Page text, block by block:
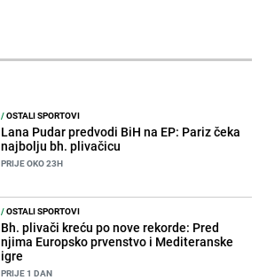
/OSTALI SPORTOVI
Lana Pudar predvodi BiH na EP: Pariz čeka
najbolju bh. plivačicu
PRIJE OKO 23H
/OSTALI SPORTOVI
Bh. plivači kreću po nove rekorde: Pred
njima Europsko prvenstvo i Mediteranske
igre
PRIJE 1 DAN